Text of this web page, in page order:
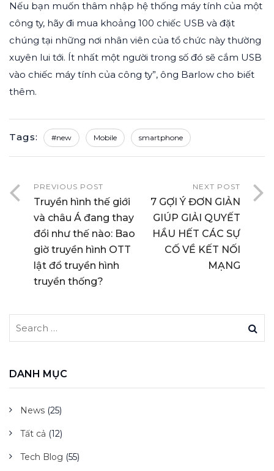
Nếu bạn muốn thâm nhập hệ thống máy tính của một
công ty, hãy đi mua khoảng 100 chiếc USB và đặt
chúng tại những nơi nhân viên của tổ chức này thường
xuyên lui tới. Ít nhất một người trong số đó sẽ cắm USB
vào chiếc máy tính của công ty”, ông Barlow cho biết
thêm.
Tags: #new Mobile smartphone
PREVIOUS POST
Truyền hình thế giới
và châu Á đang thay
đổi như thế nào: Bao
giờ truyền hình OTT
lật đổ truyền hình
truyền thống?
NEXT POST
7 GỢI Ý ĐƠN GIẢN
GIÚP GIẢI QUYẾT
HẦU HẾT CÁC SỰ
CỐ VỀ KẾT NỐI
MẠNG
DANH MỤC
News (25)
Tất cả (12)
Tech Blog (55)